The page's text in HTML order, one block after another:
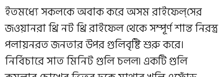
ইতমধ্যে সকলকে অবাক করে অসম রাইফেল্‌সের
জওয়ানরা থ্রি নট থ্রি রাইফেল থেকে সম্পূর্ণ শান্ত নিরস্ত্র
পলায়নরত জনতার উপর গুলিবৃষ্টি শুরু করে।
নির্বিচারে সাত মিনিট গুলি চলল৷ একটি গুলি